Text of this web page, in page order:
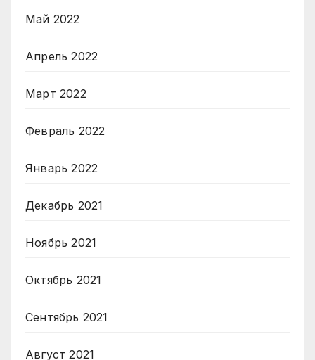
Май 2022
Апрель 2022
Март 2022
Февраль 2022
Январь 2022
Декабрь 2021
Ноябрь 2021
Октябрь 2021
Сентябрь 2021
Август 2021